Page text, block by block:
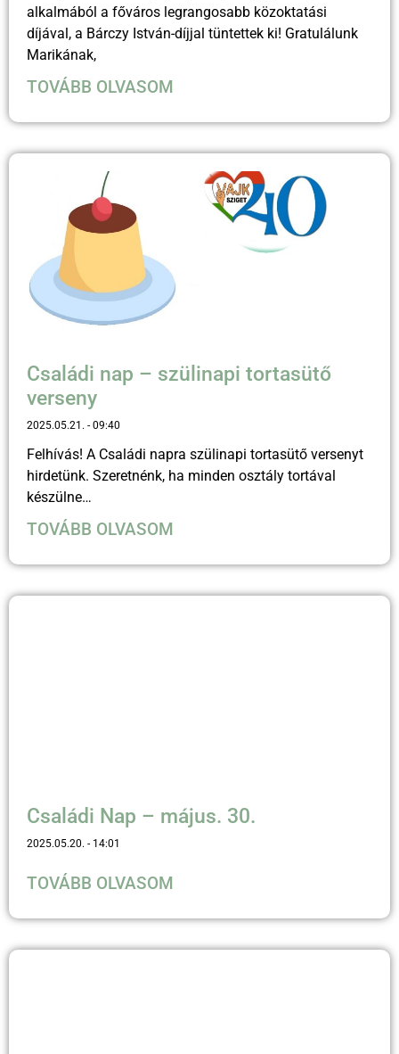
alkalmából a főváros legrangosabb közoktatási
díjával, a Bárczy István-díjjal tüntettek ki! Gratulálunk
Marikának,
TOVÁBB OLVASOM
Családi nap – szülinapi tortasütő
verseny
2025.05.21. 09:40
Felhívás! A Családi napra szülinapi tortasütő versenyt
hirdetünk. Szeretnénk, ha minden osztály tortával
készülne…
TOVÁBB OLVASOM
Családi Nap – május. 30.
2025.05.20. 14:01
TOVÁBB OLVASOM